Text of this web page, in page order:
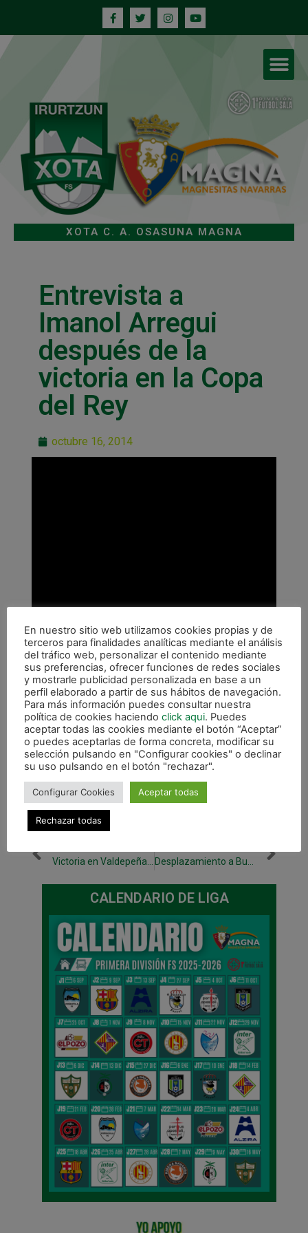
XOTA C. A. OSASUNA MAGNA
Entrevista a
Imanol Arregui
después de la
victoria en la Copa
del Rey
octubre 16, 2014
CALENDARIO DE LIGA
En nuestro sitio web utilizamos cookies propias y de
terceros para finalidades analíticas mediante el análisis
del tráfico web, personalizar el contenido mediante
sus preferencias, ofrecer funciones de redes sociales
y mostrarle publicidad personalizada en base a un
perfil elaborado a partir de sus hábitos de navegación.
Para más información puedes consultar nuestra
política de cookies haciendo click aqui. Puedes
aceptar todas las cookies mediante el botón “Aceptar”
o puedes aceptarlas de forma concreta, modificar su
selección pulsando en "Configurar cookies" o declinar
su uso pulsando en el botón "rechazar".
Configurar Cookies Aceptar todas
Rechazar todas